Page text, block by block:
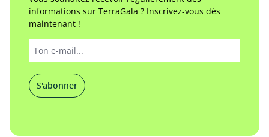
informations sur TerraGala ? Inscrivez-vous dès
maintenant !
S'abonner